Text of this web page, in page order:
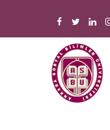
atla